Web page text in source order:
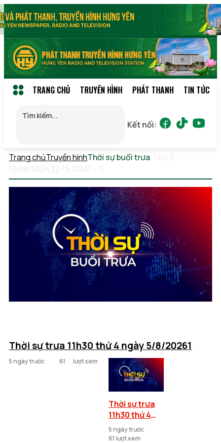
TRANG CHỦ TRUYỀN HÌNH PHÁT THANH TIN TỨC
Kết nối:
Trang chủTruyền hìnhThời sự buổi trưa Thứ 2,
10/08/2026 22:15 (GMT+7)
Thời sự trưa 11h30 thứ 4 ngày 5/8/20261
5 ngày trước 61 lượt xem
Thời sự trưa
11h30 thứ 4
ngày
5/8/2026
5 ngày trước
61 lượt xem